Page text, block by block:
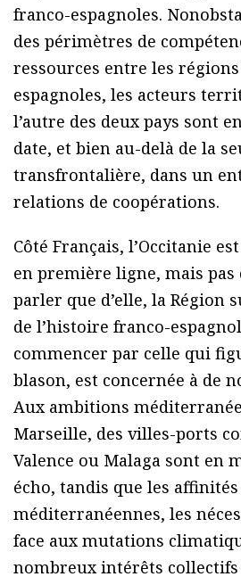
franco-espagnoles.
des périmètres de
ressources entre les
espagnoles, les acteurs
l’autre des deux pays sont
date, et bien au-delà de la
transfrontalière, dans un
relations de coopérations.
Côté Français, l’Occitanie
en première ligne, mais pas
parler que d’elle, la Région
de l’histoire franco-
commencer par celle qui
blason, est concernée à de
Aux ambitions
Marseille, des villes-ports
Valence ou Malaga sont en
écho, tandis que les affinités
méditerranéennes, les
face aux mutations
nombreux intérêts